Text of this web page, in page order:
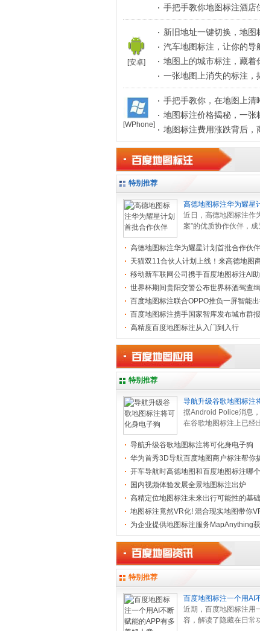
记你的专属地点
手把手教你地图标注酒店
人轻松找到门
[安卓]
新旧地址一键切换，地图
糊
汽车地图标注，让你的导
司机指路
地图上的城市标注，藏着
的秘密。
一张地图上消失的标注，
忘的真相
[WPhone]
手把手教你，在地图上清
出行路线
地图标注价格揭秘，一张
花多少钱？
地图标注费用涨跌背后，
钱又精准引流？
特别推荐
高德地图标注华为耀星
近日，高德地图标注作
案”的优质协作伙伴，
华... .[[查看全文]]
高德地图标注华为耀星计划首批合作伙伴
天猫双11合伙人计划上线！来高德地图
量兑换
移动新车联网公司携手百度地图标注AI
世界杯期间贵阳交警公布世界杯酒驾查
百度地图标注联合OPPO推负一屏智能
百度地图标注携手国家智库发布城市群
高精度百度地图标注从入门到入行
特别推荐
导航升级谷歌地图标注
狗
据Android Police消息
在谷歌地图标注上已经
地图... .[[查看全文]]
导航升级谷歌地图标注将可化身电子狗
华为首秀3D导航百度地图商户标注帮你
开车导航时高德地图和百度地图标注哪
呢？
国内视频体验发展全景地图标注出炉
高精定位地图标注未来出行可能性的基
地图标注竟然VR化! 混合现实地图带你
为企业提供地图标注服务MapAnything
B轮融
特别推荐
百度地图标注一个用AI
APP有多善
近期，百度地图标注用
容，解读了隐藏在日常